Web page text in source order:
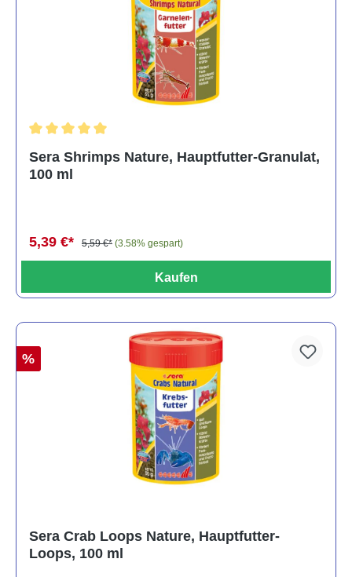
Sera Shrimps Nature, Hauptfutter-Granulat,
100 ml
5,39 €* 5,59 €* (3.58% gespart)
Kaufen
%
Sera Crab Loops Nature, Hauptfutter-
Loops, 100 ml